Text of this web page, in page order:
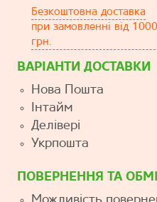
Безкоштовна доставка
при замовленні від 1000
грн.
ВАРІАНТИ ДОСТАВКИ
Нова Пошта
Інтайм
Делівері
Укрпошта
ПОВЕРНЕННЯ ТА